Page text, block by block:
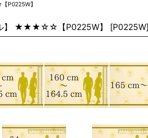
P0225W】
ル】 ★★★☆☆【P0225W】 [P0225W